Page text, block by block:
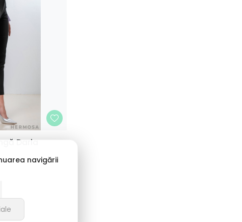
Daria
navigării